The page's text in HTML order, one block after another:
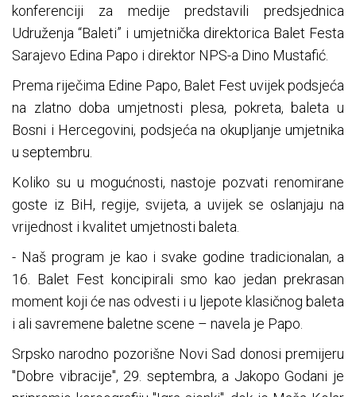
konferenciji za medije predstavili predsjednica
Udruženja “Baleti” i umjetnička direktorica Balet Festa
Sarajevo Edina Papo i direktor NPS-a Dino Mustafić.
Prema riječima Edine Papo, Balet Fest uvijek podsjeća
na zlatno doba umjetnosti plesa, pokreta, baleta u
Bosni i Hercegovini, podsjeća na okupljanje umjetnika
u septembru.
Koliko su u mogućnosti, nastoje pozvati renomirane
goste iz BiH, regije, svijeta, a uvijek se oslanjaju na
vrijednost i kvalitet umjetnosti baleta.
- Naš program je kao i svake godine tradicionalan, a
16. Balet Fest koncipirali smo kao jedan prekrasan
moment koji će nas odvesti i u ljepote klasičnog baleta
i ali savremene baletne scene – navela je Papo.
Srpsko narodno pozorišne Novi Sad donosi premijeru
"Dobre vibracije", 29. septembra, a Jakopo Godani je